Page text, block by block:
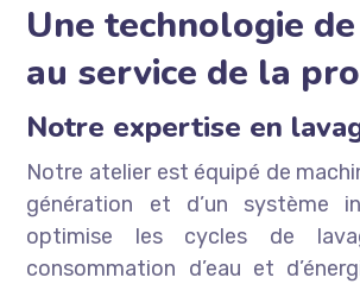
Une technologie
au service de la
Notre expertise en
Notre atelier est équipé de
génération et d’un système
optimise les cycles de
consommation d’eau et